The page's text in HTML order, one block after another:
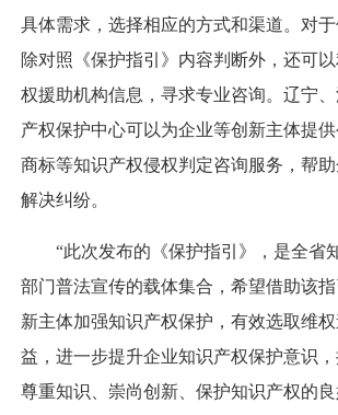
具体需求，选择相应的方式和渠道。对于
除对照《保护指引》内容判断外，还可
权援助机构信息，寻求专业咨询。辽宁
产权保护中心可以为企业等创新主体提供
商标等知识产权侵权判定咨询服务，帮助
解决纠纷。
“此次发布的《保护指引》，是全省
部门普法宣传的载体集合，希望借助该
新主体加强知识产权保护，有效选取维
益，进一步提升企业知识产权保护意识
尊重知识、崇尚创新、保护知识产权的